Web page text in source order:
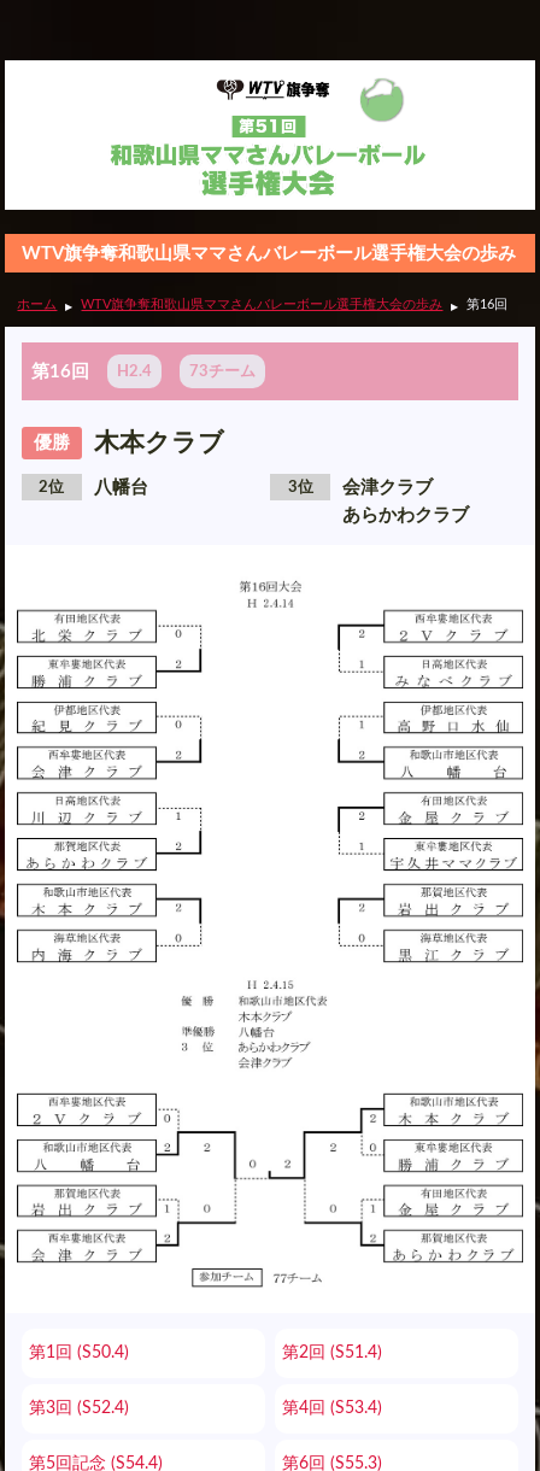
WTV旗争奪和歌山県ママさんバレーボール選手権大会の歩み
ホーム WTV旗争奪和歌山県ママさんバレーボール選手権大会の歩み 第16回
第16回 H2.4 73チーム
優勝 木本クラブ
2位 八幡台 3位
会津クラブ
あらかわクラブ
第1回 (S50.4) 第2回 (S51.4)
第3回 (S52.4) 第4回 (S53.4)
第5回記念 (S54.4) 第6回 (S55.3)